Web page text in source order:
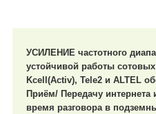
УСИЛЕНИЕ частотного
устойчивой работы
Kcell(Activ), Tele2 и ALTEL
Приём/ Передачу интернета
время разговора в